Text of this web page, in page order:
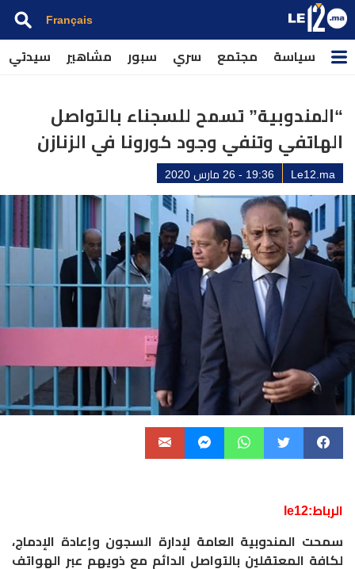
Français
سياسة مجتمع سري سبور مشاهير سيدتي
“المندوبية” تسمح للسجناء بالتواصل
الهاتفي وتنفي وجود كورونا في الزنازن
Le12.ma 19:36 - 26 مارس 2020
الرباط:le12
سمحت المندوبية العامة لإدارة السجون وإعادة الإدماج،
لكافة المعتقلين بالتواصل الدائم مع ذويهم عبر الهواتف